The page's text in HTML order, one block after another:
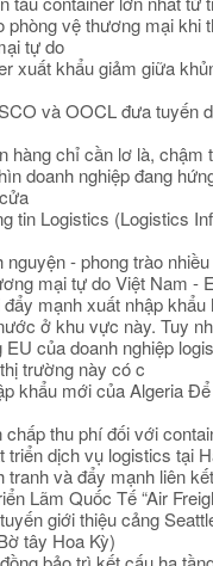
phòng vệ thương mại khi
tự do
xuất khẩu giảm giữa
và OOCL đưa tuyến
hàng chỉ cần lơ là, chậm
doanh nghiệp đang
tin Logistics (Logistics
nguyện - phong trào
mại tự do Việt Nam -
mạnh xuất nhập khẩu
ở khu vực này. Tuy
của doanh nghiệp
trường này có c
khẩu mới của Algeria
chấp thu phí đối với
triển dịch vụ logistics tại
tranh và đẩy mạnh liên
Lãm Quốc Tế “Air
giới thiệu cảng
tây Hoa Kỳ)